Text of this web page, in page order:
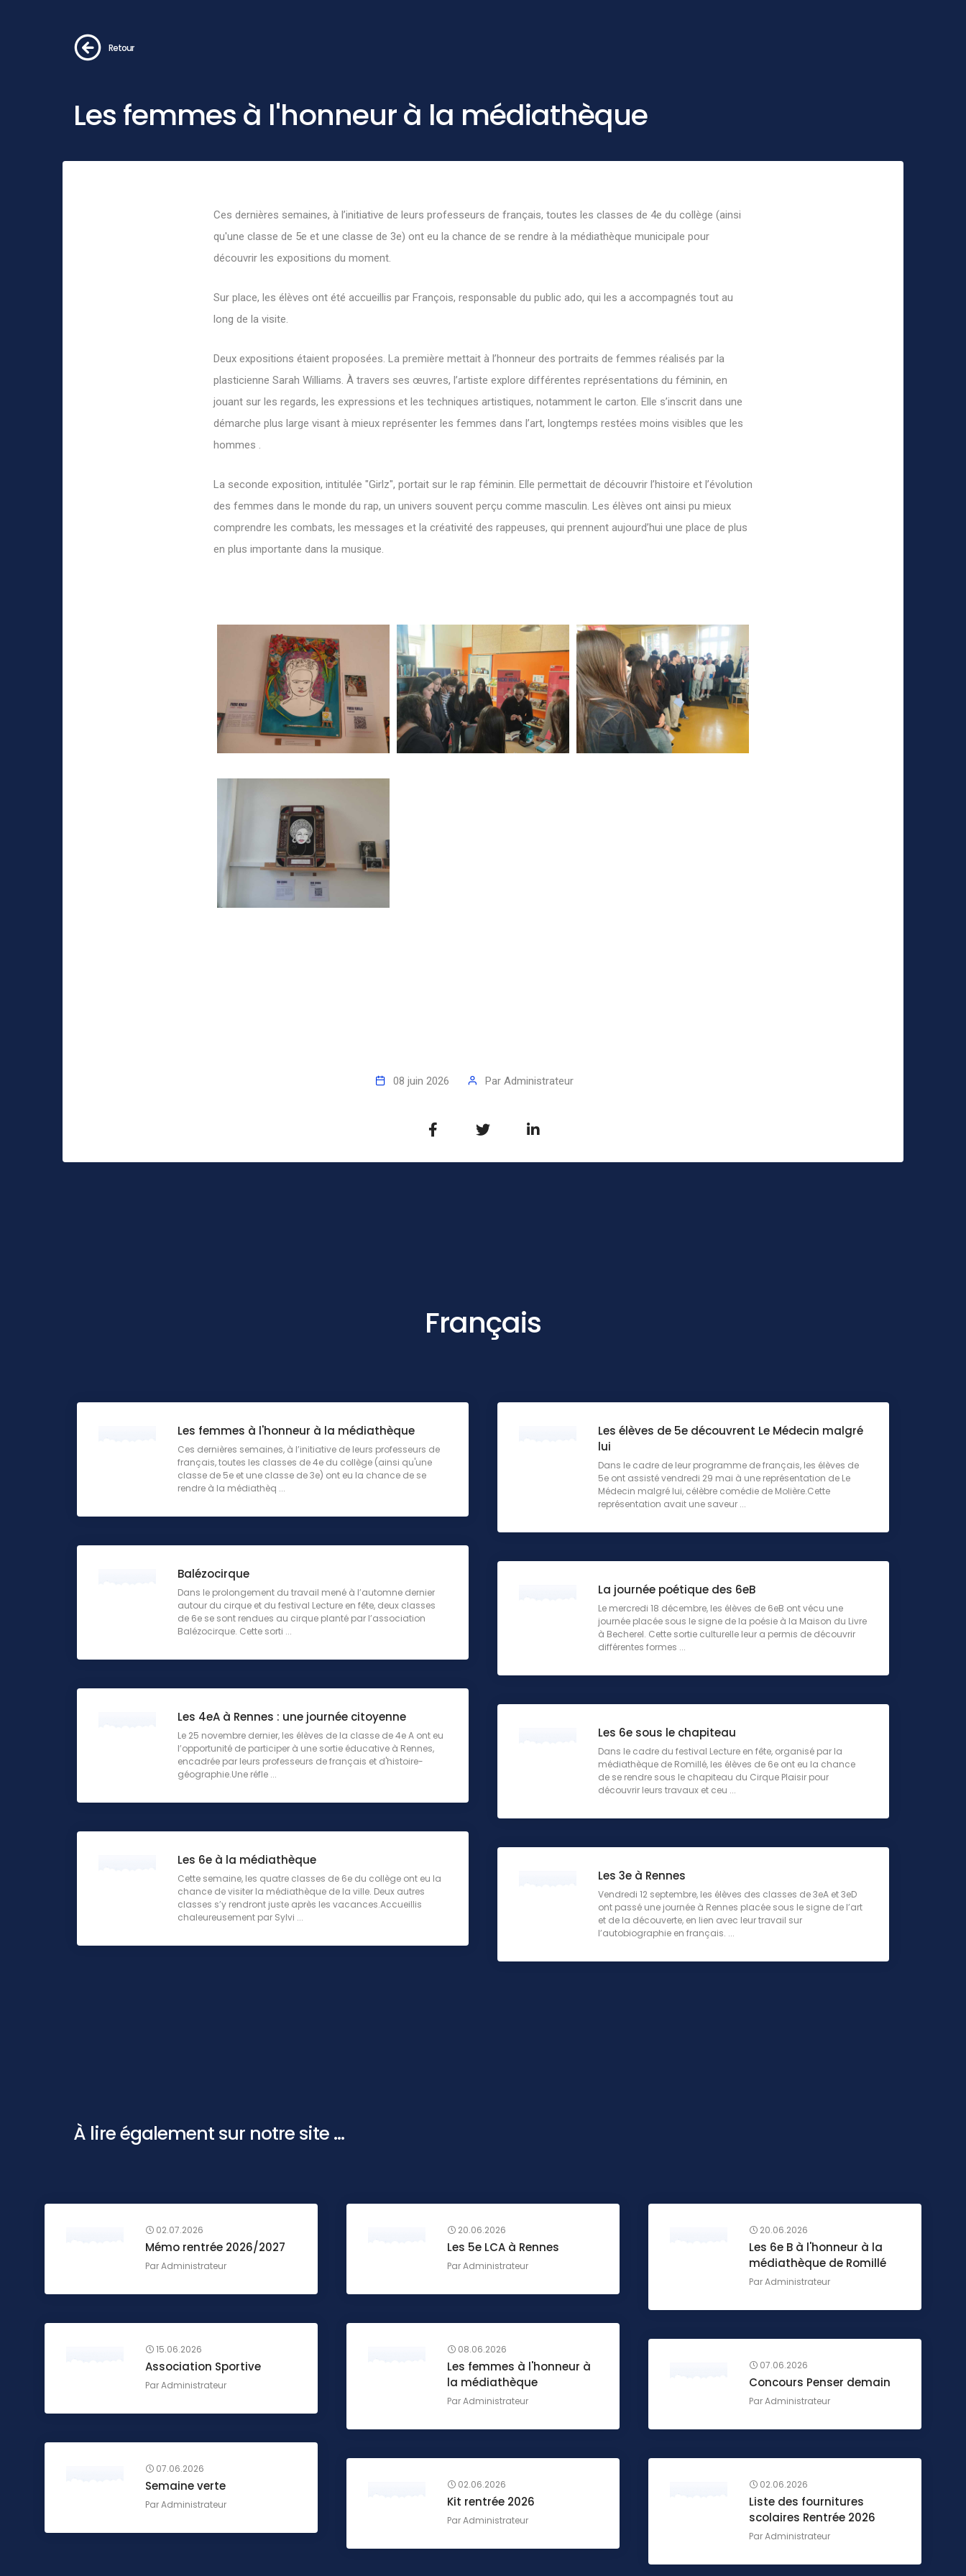
Retour
Les femmes à l'honneur à la médiathèque
Ces dernières semaines, à l’initiative de leurs professeurs de français, toutes les classes de 4e du collège (ainsi
qu'une classe de 5e et une classe de 3e) ont eu la chance de se rendre à la médiathèque municipale pour
découvrir les expositions du moment.
Sur place, les élèves ont été accueillis par François, responsable du public ado, qui les a accompagnés tout au
long de la visite.
Deux expositions étaient proposées. La première mettait à l’honneur des portraits de femmes réalisés par la
plasticienne Sarah Williams. À travers ses œuvres, l’artiste explore différentes représentations du féminin, en
jouant sur les regards, les expressions et les techniques artistiques, notamment le carton. Elle s’inscrit dans une
démarche plus large visant à mieux représenter les femmes dans l’art, longtemps restées moins visibles que les
hommes .
La seconde exposition, intitulée "Girlz", portait sur le rap féminin. Elle permettait de découvrir l’histoire et l’évolution
des femmes dans le monde du rap, un univers souvent perçu comme masculin. Les élèves ont ainsi pu mieux
comprendre les combats, les messages et la créativité des rappeuses, qui prennent aujourd’hui une place de plus
en plus importante dans la musique.
08 juin 2026 Par Administrateur
Français
Les femmes à l'honneur à la médiathèque
Ces dernières semaines, à l’initiative de leurs professeurs de
français, toutes les classes de 4e du collège (ainsi qu'une
classe de 5e et une classe de 3e) ont eu la chance de se
rendre à la médiathèq ...
Les élèves de 5e découvrent Le Médecin malgré
lui
Dans le cadre de leur programme de français, les élèves de
5e ont assisté vendredi 29 mai à une représentation de Le
Médecin malgré lui, célèbre comédie de Molière.Cette
représentation avait une saveur ...
Balézocirque
Dans le prolongement du travail mené à l’automne dernier
autour du cirque et du festival Lecture en fête, deux classes
de 6e se sont rendues au cirque planté par l’association
Balézocirque. Cette sorti ...
La journée poétique des 6eB
Le mercredi 18 décembre, les élèves de 6eB ont vécu une
journée placée sous le signe de la poésie à la Maison du Livre
à Becherel. Cette sortie culturelle leur a permis de découvrir
différentes formes ...
Les 4eA à Rennes : une journée citoyenne
Le 25 novembre dernier, les élèves de la classe de 4e A ont eu
l’opportunité de participer à une sortie éducative à Rennes,
encadrée par leurs professeurs de français et d'histoire-
géographie.Une réfle ...
Les 6e sous le chapiteau
Dans le cadre du festival Lecture en fête, organisé par la
médiathèque de Romillé, les élèves de 6e ont eu la chance
de se rendre sous le chapiteau du Cirque Plaisir pour
découvrir leurs travaux et ceu ...
Les 6e à la médiathèque
Cette semaine, les quatre classes de 6e du collège ont eu la
chance de visiter la médiathèque de la ville. Deux autres
classes s’y rendront juste après les vacances.Accueillis
chaleureusement par Sylvi ...
Les 3e à Rennes
Vendredi 12 septembre, les élèves des classes de 3eA et 3eD
ont passé une journée à Rennes placée sous le signe de l’art
et de la découverte, en lien avec leur travail sur
l’autobiographie en français. ...
À lire également sur notre site ...
02.07.2026
Mémo rentrée 2026/2027
ParAdministrateur
20.06.2026
Les 5e LCA à Rennes
ParAdministrateur
20.06.2026
Les 6e B à l'honneur à la
médiathèque de Romillé
ParAdministrateur
15.06.2026
Association Sportive
ParAdministrateur
08.06.2026
Les femmes à l'honneur à
la médiathèque
ParAdministrateur
07.06.2026
Concours Penser demain
ParAdministrateur
07.06.2026
Semaine verte
ParAdministrateur
02.06.2026
Kit rentrée 2026
ParAdministrateur
02.06.2026
Liste des fournitures
scolaires Rentrée 2026
ParAdministrateur